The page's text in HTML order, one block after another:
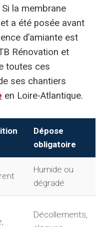
la membrane
a été posée avant
d’amiante est
Rénovation et
toutes ces
ses chantiers
en Loire-Atlantique.
Dépose
obligatoire
Humide ou
dégradé
Décollements,